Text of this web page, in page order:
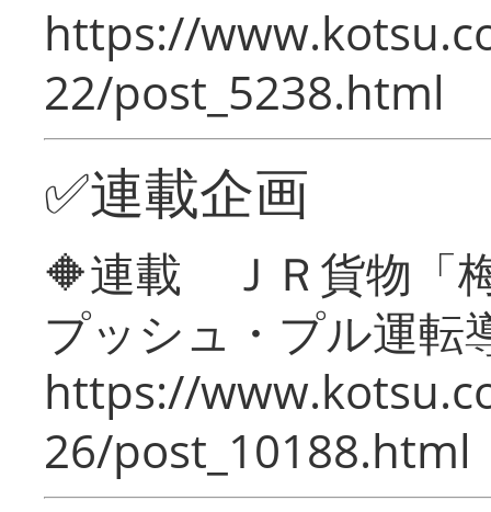
https://
22/post_5238.html
✅連載企画
🔶連載 ＪＲ貨物「
プッシュ・プル運転
https://
26/post_10188.html